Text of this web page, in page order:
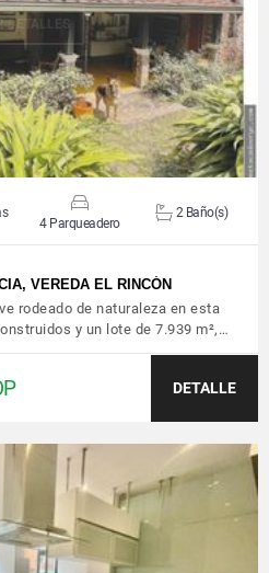
DETALLES
4 Parqueadero
2 Baño(s)
VEREDA EL RINCÓN
rodeado de naturaleza en esta
y un lote de 7.939 m²,…
DETALLE